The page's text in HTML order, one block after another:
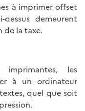
à imprimer offset
demeurent
la taxe.
imprimantes, les
à un ordinateur
quel que soit